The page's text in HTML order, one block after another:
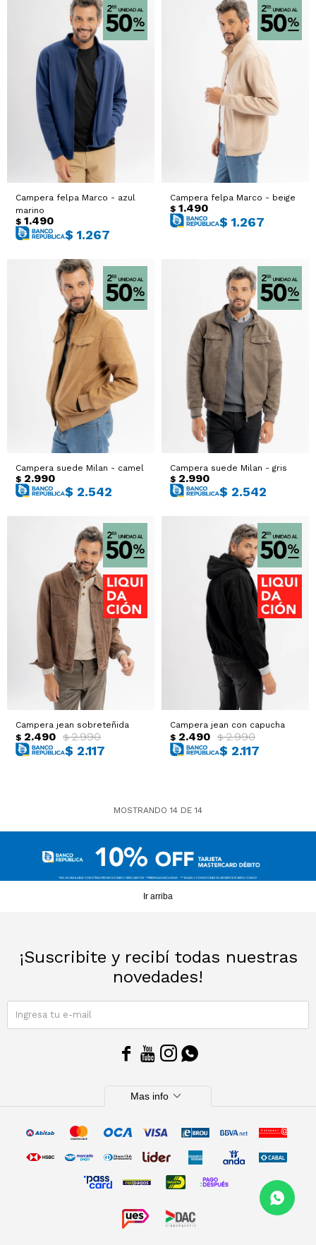
Campera felpa Marco - azul
marino
$ 1.490
$ 1.267
Campera felpa Marco - beige
$ 1.490
$ 1.267
Campera suede Milan - camel
$ 2.990
$ 2.542
Campera suede Milan - gris
$ 2.990
$ 2.542
Campera jean sobreteñida
$ 2.490 $ 2.990
$ 2.117
Campera jean con capucha
$ 2.490 $ 2.990
$ 2.117
MOSTRANDO 14 DE 14
Ir arriba
¡Suscribite y recibí todas nuestras
novedades!
   
Mas info expand_more